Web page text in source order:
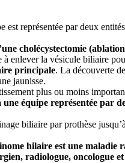
est représentée par deux
cholécystectomie
enlever la vésicule biliaire
principale. La découverte
jaunisse.
plus ou moins
une équipe représentée
biliaire par prothèse
hilaire est une
radiologue, oncologue